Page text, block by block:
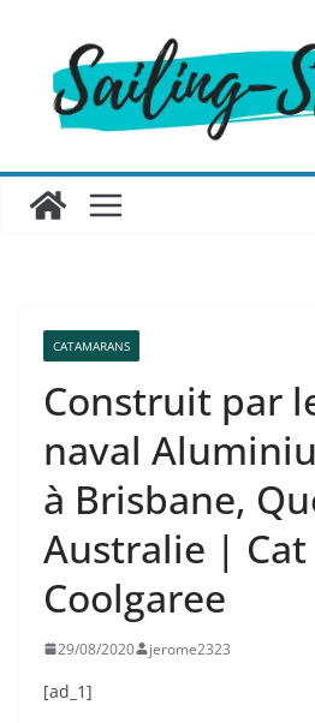
contenu
CATAMARANS
Construit par
naval
à Brisbane,
Australie | Cat
Coolgaree
29/08/2020 jerome2323
[ad_1]